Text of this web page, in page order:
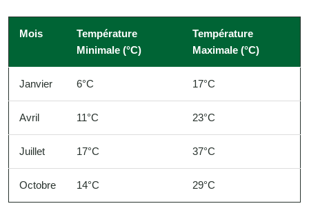
Mois
Température
Minimale (°C)
Température
Maximale (°C)
Janvier 6°C 17°C
Avril 11°C 23°C
Juillet 17°C 37°C
Octobre 14°C 29°C